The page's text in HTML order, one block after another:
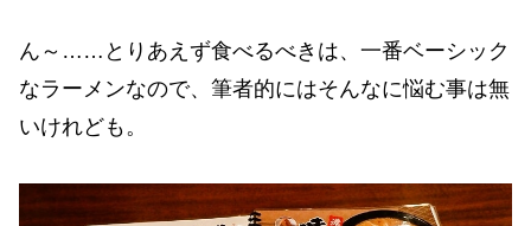
ん～……とりあえず食べるべきは、一番ベーシック
なラーメンなので、筆者的にはそんなに悩む事は無
いけれども。